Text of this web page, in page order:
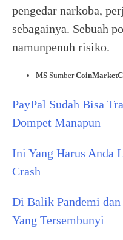
pengedar narkoba,
sebagainya. Sebuah
namunpenuh risiko.
MS Sumber
PayPal Sudah Bisa
Dompet Manapun
Ini Yang Harus Anda
Crash
Di Balik Pandemi dan
Yang Tersembunyi